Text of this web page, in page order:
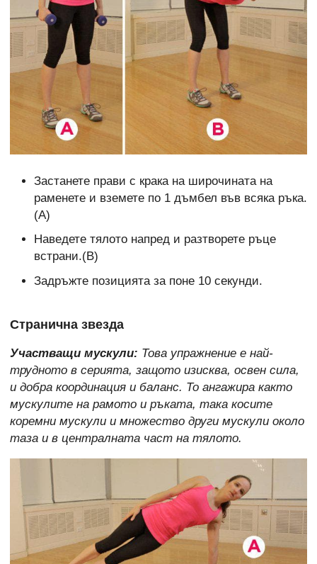
Застанете прави с крака на широчината на
раменете и вземете по 1 дъмбел във всяка ръка.
(А)
Наведете тялото напред и разтворете ръце
встрани.(В)
Задръжте позицията за поне 10 секунди.
Странична звезда
Участващи мускули: Това упражнение е най-
трудното в серията, защото изисква, освен сила,
и добра координация и баланс. То ангажира както
мускулите на рамото и ръката, така косите
коремни мускули и множество други мускули около
таза и в централната част на тялото.